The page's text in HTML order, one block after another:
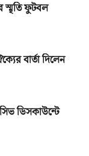
স্মৃতি ফুটবল
বার্তা দিলেন
ডিসকাউন্টে